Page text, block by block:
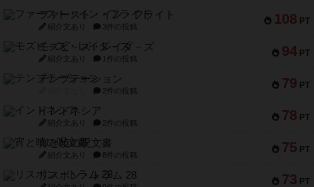
108 PT
ファースト・イン・フライト
紹介文あり 3件の投稿
94 PT
モズビ－ズ・レイダ－ズ
紹介文あり 1件の投稿
79 PT
テンプテーション
2件の投稿
78 PT
インドネシア
紹介文あり 2件の投稿
75 PT
宵と暁の呪文書
紹介文あり 8件の投稿
73 PT
リスボン・トラム 28